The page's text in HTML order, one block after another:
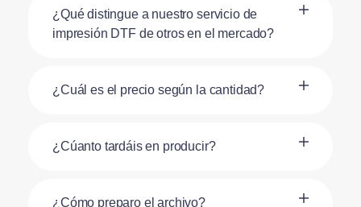
¿Qué distingue a nuestro servicio de
impresión DTF de otros en el mercado?
¿Cuál es el precio según la cantidad?
¿Cúanto tardáis en producir?
¿Cómo preparo el archivo?